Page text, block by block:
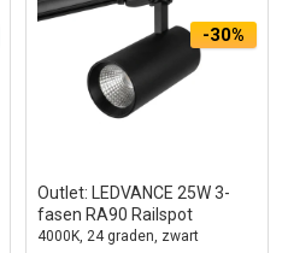
-30%
Outlet: LEDVANCE 25W 3-
fasen RA90 Railspot
4000K, 24 graden, zwart